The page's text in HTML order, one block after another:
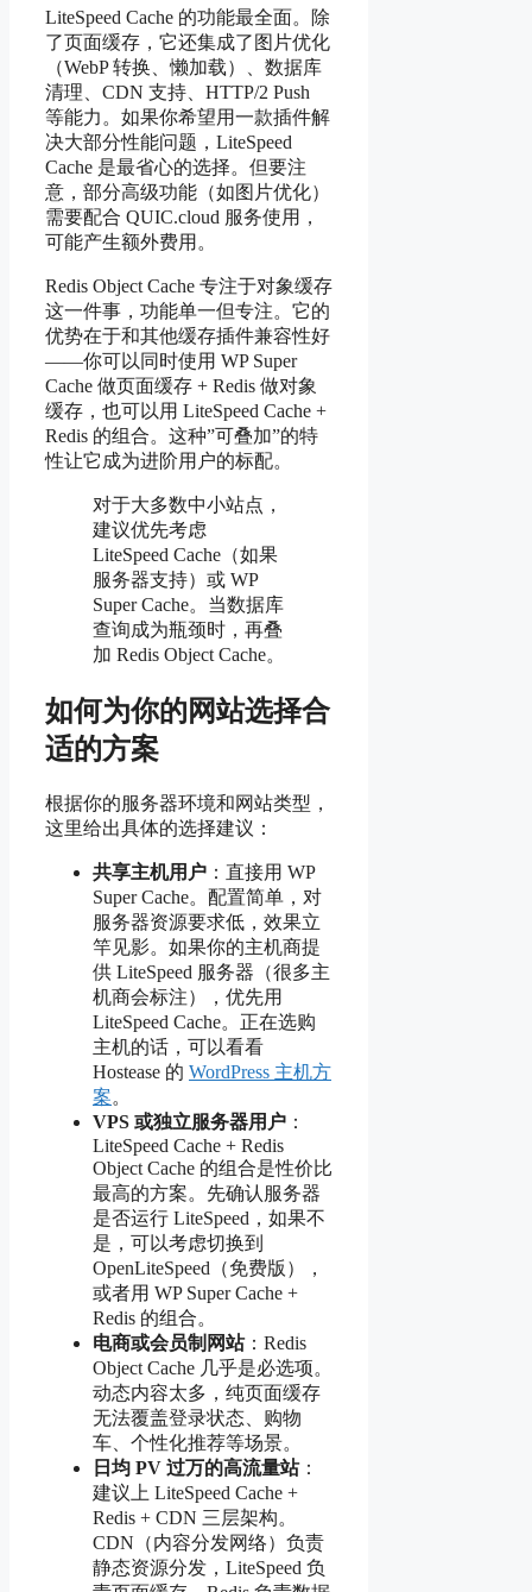
LiteSpeed Cache 的功能最全面。除
了页面缓存，它还集成了图片优化
（WebP 转换、懒加载）、数据库
清理、CDN 支持、HTTP/2 Push
等能力。如果你希望用一款插件解
决大部分性能问题，LiteSpeed
Cache 是最省心的选择。但要注
意，部分高级功能（如图片优化）
需要配合 QUIC.cloud 服务使用，
可能产生额外费用。
Redis Object Cache 专注于对象缓存
这一件事，功能单一但专注。它的
优势在于和其他缓存插件兼容性好
——你可以同时使用 WP Super
Cache 做页面缓存 + Redis 做对象
缓存，也可以用 LiteSpeed Cache +
Redis 的组合。这种”可叠加”的特
性让它成为进阶用户的标配。
对于大多数中小站点，
建议优先考虑
LiteSpeed Cache（如果
服务器支持）或 WP
Super Cache。当数据库
查询成为瓶颈时，再叠
加 Redis Object Cache。
如何为你的网站选择合
适的方案
根据你的服务器环境和网站类型，
这里给出具体的选择建议：
共享主机用户 ：直接用 WP
Super Cache。配置简单，对
服务器资源要求低，效果立
竿见影。如果你的主机商提
供 LiteSpeed 服务器（很多主
机商会标注），优先用
LiteSpeed Cache。正在选购
主机的话，可以看看
Hostease 的 WordPress 主机方
案。
VPS 或独立服务器用户 ：
LiteSpeed Cache + Redis
Object Cache 的组合是性价比
最高的方案。先确认服务器
是否运行 LiteSpeed，如果不
是，可以考虑切换到
OpenLiteSpeed（免费版），
或者用 WP Super Cache +
Redis 的组合。
电商或会员制网站：Redis
Object Cache 几乎是必选项。
动态内容太多，纯页面缓存
无法覆盖登录状态、购物
车、个性化推荐等场景。
日均 PV 过万的高流量站：
建议上 LiteSpeed Cache +
Redis + CDN 三层架构。
CDN（内容分发网络）负责
静态资源分发，LiteSpeed 负